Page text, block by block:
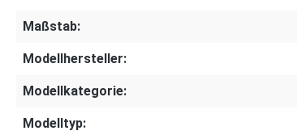
Maßstab:
Modellhersteller:
Modellkategorie:
Modelltyp: